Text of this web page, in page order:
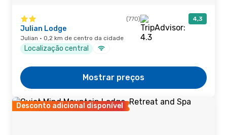
(770) 4,3
Julian Lodge
Julian · 0,2 km de centro da cidade
Localização central
Mostrar preços
Desconto adicional disponível